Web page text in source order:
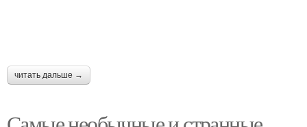
Налог на солнце
читать дальше →